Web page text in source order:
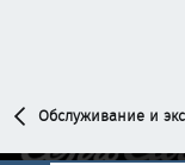
Обслуживание и